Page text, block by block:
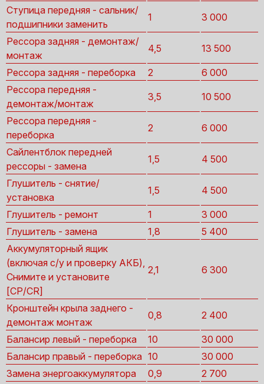
Ступица передняя - сальник/
подшипники заменить
1 3 000
Рессора задняя - демонтаж/
монтаж
4,5 13 500
Рессора задняя - переборка 2
6 000
Рессора передняя -
демонтаж/монтаж
3,5 10 500
Рессора передняя -
переборка
2 6 000
Сайлентблок передней
рессоры - замена
1,5 4 500
Глушитель - снятие/
установка
1,5 4 500
Глушитель - ремонт 1
3 000
Глушитель - замена
1,8
5 400
Аккумуляторный ящик
(включая с/у и проверку АКБ),
Снимите и установите
[CP/CR]
2,1 6 300
Кронштейн крыла заднего -
демонтаж монтаж
0,8 2 400
Балансир левый - переборка 10
30 000
Балансир правый - переборка 10
30 000
Замена энергоаккумулятора
0,9
2 700